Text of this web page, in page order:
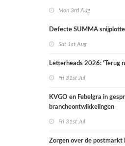
Mon 3rd Aug
Defecte SUMMA
Sat 1st Aug
Letterheads 2026: ‘Terug
Fri 31st Jul
KVGO en Febelgra in
brancheontwikkelingen
Fri 31st Jul
Zorgen over de postmarkt